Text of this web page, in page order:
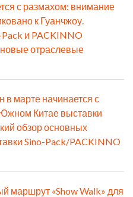
с размахом: внимание
к Гуанчжоу.
и PACKINNO
отраслевые
в марте начинается с
Китае выставки
обзор основных
Sino-Pack/PACKINNO
маршрут «Show Walk» для